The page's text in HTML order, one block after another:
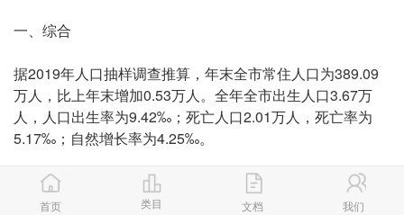
一、综合
据2019年人口抽样调查推算，年末全市常住人口为389.09
万人，比上年末增加0.53万人。全年全市出生人口3.67万
人，人口出生率为9.42‰；死亡人口2.01万人，死亡率为
5.17‰；自然增长率为4.25‰。
初步核算，全年实现地区生产总值1512.1亿元，按不变价格
计算，同比增长5.7%。其中，第一产业增加值69.7亿元，
首页 类目 文档 我们